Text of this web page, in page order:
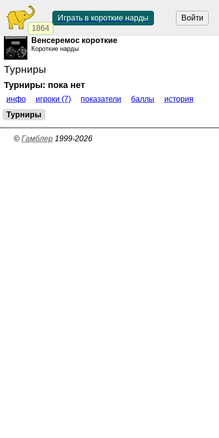
1864
Войти
Играть в короткие нарды
Венсеремос короткие
Короткие нарды
Турниры
Турниры: пока нет
инфо игроки (7) показатели баллы
история
Турниры
© Гамблер1999-2026